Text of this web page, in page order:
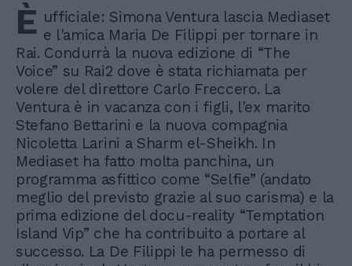
È ufficiale: Simona Ventura lascia Mediaset
e l'amica Maria De Filippi per tornare in
Rai. Condurrà la nuova edizione di “The
Voice” su Rai2 dove è stata richiamata per
volere del direttore Carlo Freccero. La
Ventura è in vacanza con i figli, l'ex marito
Stefano Bettarini e la nuova compagnia
Nicoletta Larini a Sharm el-Sheikh. In
Mediaset ha fatto molta panchina, un
programma asfittico come “Selfie” (andato
meglio del previsto grazie al suo carisma) e la
prima edizione del docu-reality “Temptation
Island Vip” che ha contribuito a portare al
successo. La De Filippi le ha permesso di